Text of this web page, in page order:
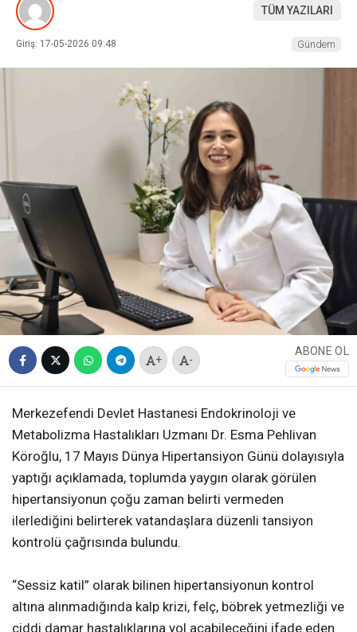
TÜM YAZILARI
Giriş: 17-05-2026 09:48 Gündem
+ -
ABONE OL
Merkezefendi Devlet Hastanesi Endokrinoloji ve
Metabolizma Hastalıkları Uzmanı Dr. Esma Pehlivan
Köroğlu, 17 Mayıs Dünya Hipertansiyon Günü dolayısıyla
yaptığı açıklamada, toplumda yaygın olarak görülen
hipertansiyonun çoğu zaman belirti vermeden
ilerlediğini belirterek vatandaşlara düzenli tansiyon
kontrolü çağrısında bulundu.
“Sessiz katil” olarak bilinen hipertansiyonun kontrol
altına alınmadığında kalp krizi, felç, böbrek yetmezliği ve
ciddi damar hastalıklarına yol açabileceğini ifade eden